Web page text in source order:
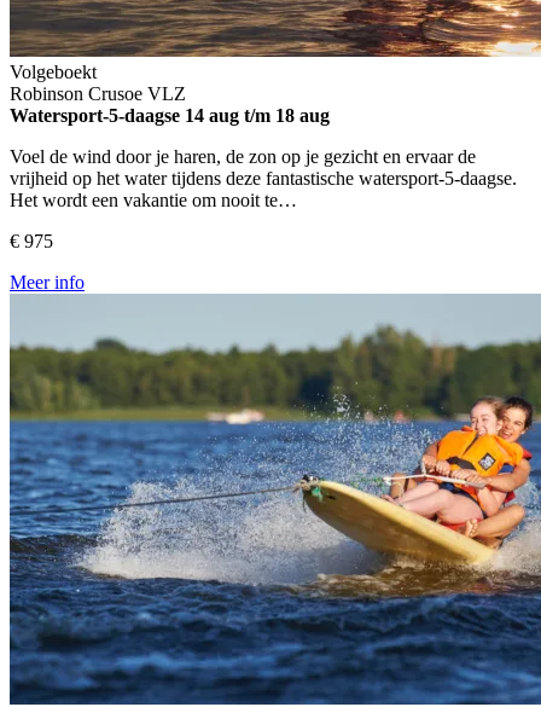
Volgeboekt
Robinson Crusoe VLZ
Watersport-5-daagse 14 aug t/m 18 aug
Voel de wind door je haren, de zon op je gezicht en ervaar de
vrijheid op het water tijdens deze fantastische watersport-5-daagse.
Het wordt een vakantie om nooit te…
€ 975
Meer info